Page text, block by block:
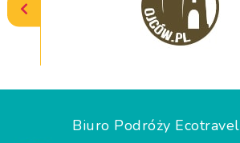
Biuro Podróży Ecotravel